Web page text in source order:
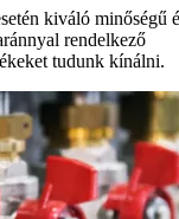
kiváló minőségű
rendelkező
tudunk kínálni.